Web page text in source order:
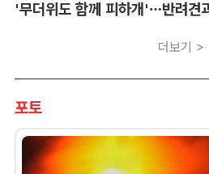
더보기 >
포토